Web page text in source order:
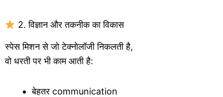
2. विज्ञान और तकनीक का विकास
स्पेस मिशन से जो टेक्नोलॉजी निकलती है,
वो धरती पर भी काम आती है:
बेहतर communication